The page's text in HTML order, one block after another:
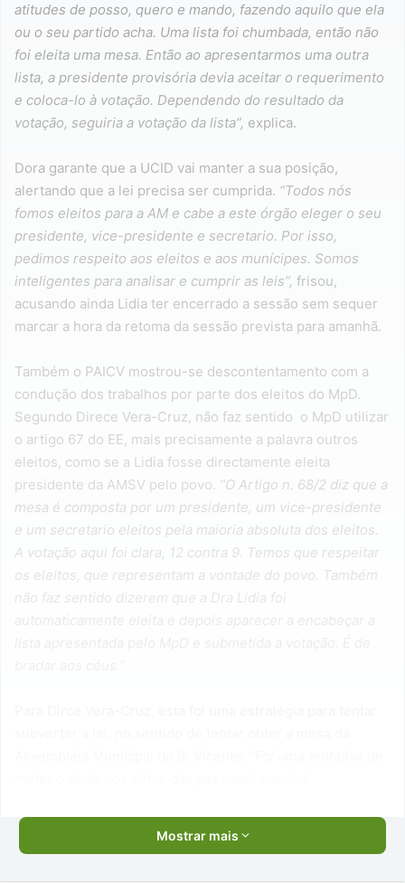
atitudes de posso, quero e mando, fazendo aquilo que ela
ou o seu partido acha. Uma lista foi chumbada, então não
foi eleita uma mesa. Então ao apresentarmos uma outra
lista, a presidente provisória devia aceitar o requerimento
e coloca-lo à votação. Dependendo do resultado da
votação, seguiria a votação da lista”, explica.
Dora garante que a UCID vai manter a sua posição,
alertando que a lei precisa ser cumprida. “Todos nós
fomos eleitos para a AM e cabe a este órgão eleger o seu
presidente, vice-presidente e secretario. Por isso,
pedimos respeito aos eleitos e aos munícipes. Somos
inteligentes para analisar e cumprir as leis”, frisou,
acusando ainda Lidia ter encerrado a sessão sem sequer
marcar a hora da retoma da sessão prevista para amanhã.
Também o PAICV mostrou-se descontentamento com a
condução dos trabalhos por parte dos eleitos do MpD.
Segundo Direce Vera-Cruz, não faz sentido o MpD utilizar
o artigo 67 do EE, mais precisamente a palavra outros
eleitos, como se a Lidia fosse directamente eleita
presidente da AMSV pelo povo. “O Artigo n. 68/2 diz que a
mesa é composta por um presidente, um vice-presidente
e um secretario eleitos pela maioria absoluta dos eleitos.
A votação aqui foi clara, 12 contra 9. Temos que respeitar
os eleitos, que representam a vontade do povo. Também
não faz sentido dizerem que a Dra Lidia foi
Mostrar mais